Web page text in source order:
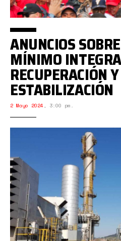
ANUNCIOS
MÍNIMO
RECUPERACIÓN Y
ESTABILIZACIÓN
2 Mayo 2024 , 3:00 pm.